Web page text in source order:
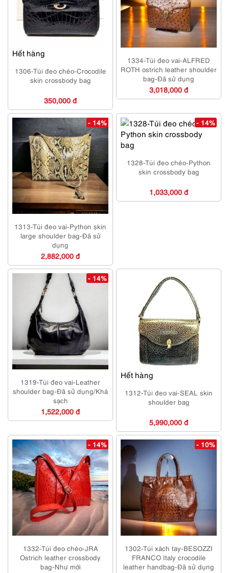
Hết hàng
1306-Túi đeo chéo-Crocodile
skin crossbody bag
350,000 đ
1334-Túi đeo vai-ALFRED
ROTH ostrich leather shoulder
bag-Đã sử dụng
3,018,000 đ
- 14%
1313-Túi đeo vai-Python skin
large shoulder bag-Đã sử
dụng
2,882,000 đ
- 14%
1328-Túi đeo chéo-Python
skin crossbody bag
1,033,000 đ
- 14%
1319-Túi đeo vai-Leather
shoulder bag-Đã sử dụng/Khá
sạch
1,522,000 đ
Hết hàng
1312-Túi đeo vai-SEAL skin
shoulder bag
5,990,000 đ
- 14%
1332-Túi đeo chéo-JRA
Ostrich leather crossbody
bag-Như mới
- 10%
1302-Túi xách tay-BESOZZI
FRANCO Italy crocodile
leather handbag-Đã sử dụng